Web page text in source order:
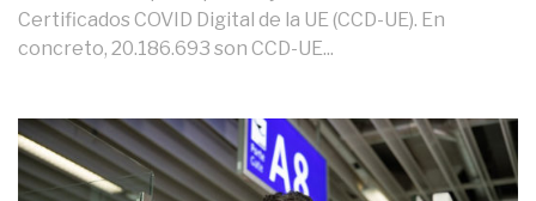
Certificados COVID Digital de la UE (CCD-UE). En
concreto, 20.186.693 son CCD-UE...